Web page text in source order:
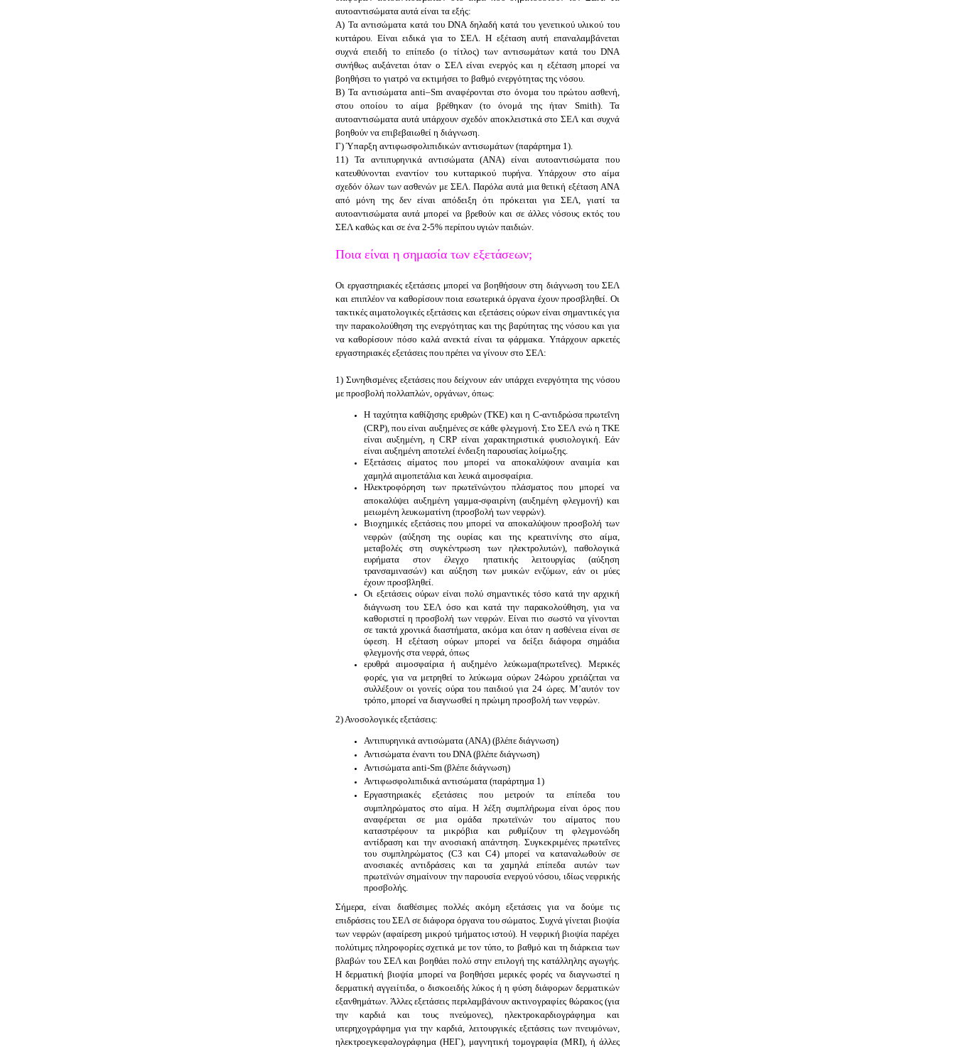
αυτοαντισώματα αυτά είναι τα εξής:
Α) Τα αντισώματα κατά του DNA δηλαδή κατά του γενετικού υλικού του
κυττάρου. Είναι ειδικά για το ΣΕΛ. Η εξέταση αυτή επαναλαμβάνεται
συχνά επειδή το επίπεδο (ο τίτλος) των αντισωμάτων κατά του DNA
συνήθως αυξάνεται όταν ο ΣΕΛ είναι ενεργός και η εξέταση μπορεί να
βοηθήσει το γιατρό να εκτιμήσει το βαθμό ενεργότητας της νόσου.
Β) Τα αντισώματα anti–Sm αναφέρονται στο όνομα του πρώτου ασθενή,
στου οποίου το αίμα βρέθηκαν (το όνομά της ήταν Smith). Τα
αυτοαντισώματα αυτά υπάρχουν σχεδόν αποκλειστικά στο ΣΕΛ και συχνά
βοηθούν να επιβεβαιωθεί η διάγνωση.
Γ) Ύπαρξη αντιφωσφολιπιδικών αντισωμάτων (παράρτημα 1).
11) Τα αντιπυρηνικά αντισώματα (ΑΝΑ) είναι αυτοαντισώματα που
κατευθύνονται εναντίον του κυτταρικού πυρήνα. Υπάρχουν στο αίμα
σχεδόν όλων των ασθενών με ΣΕΛ. Παρόλα αυτά μια θετική εξέταση ΑΝΑ
από μόνη της δεν είναι απόδειξη ότι πρόκειται για ΣΕΛ, γιατί τα
αυτοαντισώματα αυτά μπορεί να βρεθούν και σε άλλες νόσους εκτός του
ΣΕΛ καθώς και σε ένα 2-5% περίπου υγιών παιδιών.
Ποια είναι η σημασία των εξετάσεων;
Οι εργαστηριακές εξετάσεις μπορεί να βοηθήσουν στη διάγνωση του ΣΕΛ
και επιπλέον να καθορίσουν ποια εσωτερικά όργανα έχουν προσβληθεί. Οι
τακτικές αιματολογικές εξετάσεις και εξετάσεις ούρων είναι σημαντικές για
την παρακολούθηση της ενεργότητας και της βαρύτητας της νόσου και για
να καθορίσουν πόσο καλά ανεκτά είναι τα φάρμακα. Υπάρχουν αρκετές
εργαστηριακές εξετάσεις που πρέπει να γίνουν στο ΣΕΛ:
1) Συνηθισμένες εξετάσεις που δείχνουν εάν υπάρχει ενεργότητα της νόσου
με προσβολή πολλαπλών, οργάνων, όπως:
Η ταχύτητα καθίζησης ερυθρών (ΤΚΕ) και η C-αντιδρώσα πρωτεΐνη
(CRP), που είναι αυξημένες σε κάθε φλεγμονή. Στο ΣΕΛ ενώ η ΤΚΕ
είναι αυξημένη, η CRP είναι χαρακτηριστικά φυσιολογική. Εάν
είναι αυξημένη αποτελεί ένδειξη παρουσίας λοίμωξης.
Εξετάσεις αίματος που μπορεί να αποκαλύψουν αναιμία και
χαμηλά αιμοπετάλια και λευκά αιμοσφαίρια.
Hλεκτροφόρηση των πρωτεϊνώνֵτου πλάσματος που μπορεί να
αποκαλύψει αυξημένη γαμμα-σφαιρίνη (αυξημένη φλεγμονή) και
μειωμένη λευκωματίνη (προσβολή των νεφρών).
Βιοχημικές εξετάσεις που μπορεί να αποκαλύψουν προσβολή των
νεφρών (αύξηση της ουρίας και της κρεατινίνης στο αίμα,
μεταβολές στη συγκέντρωση των ηλεκτρολυτών), παθολογικά
ευρήματα στον έλεγχο ηπατικής λειτουργίας (αύξηση
τρανσαμινασών) και αύξηση των μυικών ενζύμων, εάν οι μύες
έχουν προσβληθεί.
Οι εξετάσεις ούρων είναι πολύ σημαντικές τόσο κατά την αρχική
διάγνωση του ΣΕΛ όσο και κατά την παρακολούθηση, για να
καθοριστεί η προσβολή των νεφρών. Είναι πιο σωστό να γίνονται
σε τακτά χρονικά διαστήματα, ακόμα και όταν η ασθένεια είναι σε
ύφεση. Η εξέταση ούρων μπορεί να δείξει διάφορα σημάδια
φλεγμονής στα νεφρά, όπως
ερυθρά αιμοσφαίρια ή αυξημένο λεύκωμα(πρωτεΐνες). Μερικές
φορές, για να μετρηθεί το λεύκωμα ούρων 24ώρου χρειάζεται να
συλλέξουν οι γονείς ούρα του παιδιού για 24 ώρες. Μ’αυτόν τον
τρόπο, μπορεί να διαγνωσθεί η πρώιμη προσβολή των νεφρών.
2) Ανοσολογικές εξετάσεις:
Αντιπυρηνικά αντισώματα (ΑΝΑ) (βλέπε διάγνωση)
Αντισώματα έναντι του DNA (βλέπε διάγνωση)
Αντισώματα anti-Sm (βλέπε διάγνωση)
Αντιφωσφολιπιδικά αντισώματα (παράρτημα 1)
Εργαστηριακές εξετάσεις που μετρούν τα επίπεδα του
συμπληρώματος στο αίμα. Η λέξη συμπλήρωμα είναι όρος που
αναφέρεται σε μια ομάδα πρωτεϊνών του αίματος που
καταστρέφουν τα μικρόβια και ρυθμίζουν τη φλεγμονώδη
αντίδραση και την ανοσιακή απάντηση. Συγκεκριμένες πρωτεΐνες
του συμπληρώματος (C3 και C4) μπορεί να καταναλωθούν σε
ανοσιακές αντιδράσεις και τα χαμηλά επίπεδα αυτών των
πρωτεϊνών σημαίνουν την παρουσία ενεργού νόσου, ιδίως νεφρικής
προσβολής.
Σήμερα, είναι διαθέσιμες πολλές ακόμη εξετάσεις για να δούμε τις
επιδράσεις του ΣΕΛ σε διάφορα όργανα του σώματος. Συχνά γίνεται βιοψία
των νεφρών (αφαίρεση μικρού τμήματος ιστού). Η νεφρική βιοψία παρέχει
πολύτιμες πληροφορίες σχετικά με τον τύπο, το βαθμό και τη διάρκεια των
βλαβών του ΣΕΛ και βοηθάει πολύ στην επιλογή της κατάλληλης αγωγής.
Η δερματική βιοψία μπορεί να βοηθήσει μερικές φορές να διαγνωστεί η
δερματική αγγειίτιδα, ο δισκοειδής λύκος ή η φύση διάφορων δερματικών
εξανθημάτων. Άλλες εξετάσεις περιλαμβάνουν ακτινογραφίες θώρακος (για
την καρδιά και τους πνεύμονες), ηλεκτροκαρδιογράφημα και
υπερηχογράφημα για την καρδιά, λειτουργικές εξετάσεις των πνευμόνων,
ηλεκτροεγκεφαλογράφημα (ΗΕΓ), μαγνητική τομογραφία (ΜRΙ), ή άλλες